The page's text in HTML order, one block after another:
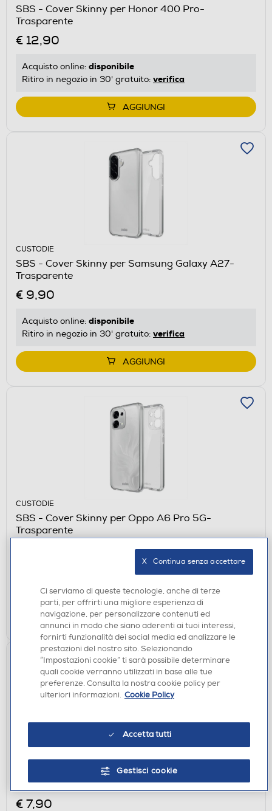
SBS - Cover Skinny per Honor 400 Pro-
Trasparente
€ 12,90
Acquisto online: disponibile
Ritiro in negozio in 30' gratuito: verifica
AGGIUNGI
CUSTODIE
SBS - Cover Skinny per Samsung Galaxy A27-
Trasparente
€ 9,90
Acquisto online: disponibile
Ritiro in negozio in 30' gratuito: verifica
AGGIUNGI
CUSTODIE
SBS - Cover Skinny per Oppo A6 Pro 5G-
Trasparente
Ritiro in negozio in 30' gratuito:verifica
AGGIUNGI
CAVI - ADATTATORI
SBS - 3,5 connection cavo jack to jack stereo 1m,-
Nero
€ 7,90
Ci serviamo di queste tecnologie, anche di terze
parti, per offrirti una migliore esperienza di
navigazione, per personalizzare contenuti ed
annunci in modo che siano aderenti ai tuoi interessi,
fornirti funzionalità dei social media ed analizzare le
prestazioni del nostro sito. Selezionando
“Impostazioni cookie” ti sarà possibile determinare
quali cookie verranno utilizzati in base alle tue
preferenze. Consulta la nostra cookie policy per
ulteriori informazioni. Cookie Policy
Accetta tutti
Gestisci cookie
X   Continua senza accettare